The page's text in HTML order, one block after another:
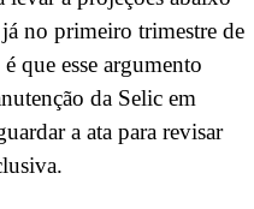
no primeiro trimestre de
que esse argumento
da Selic em
a ata para revisar